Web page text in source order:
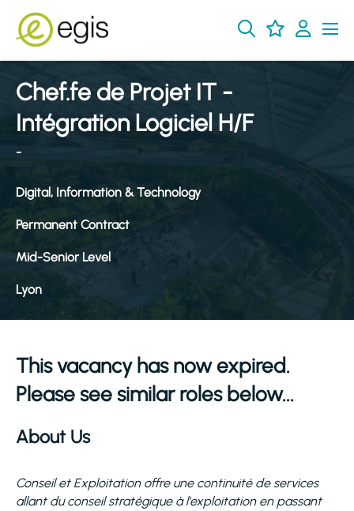
Chef.fe de Projet IT -
Intégration Logiciel H/F
-
Digital, Information & Technology
Permanent Contract
Mid-Senior Level
Lyon
This vacancy has now expired.
Please see similar roles below...
About Us
Conseil et Exploitation offre une continuité de services
allant du conseil stratégique à l'exploitation en passant